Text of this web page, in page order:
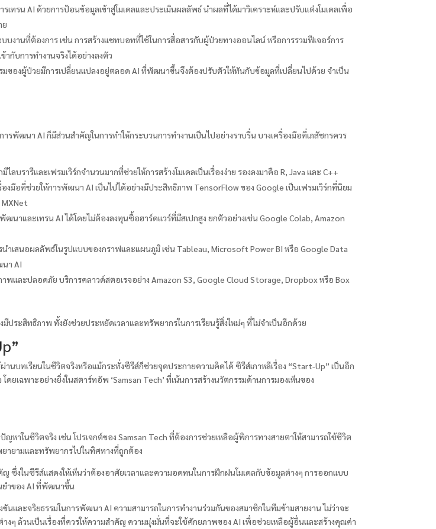
รเทรน AI ด้วยการป้อนข้อมูลเข้าสู่โมเดลและประเมินผลลัพธ์ นำผลที่ได้มาวิเคราะห์และปรับแต่งโมเดลเพื่อ
ย
บงานที่ต้องการ เช่น การสร้างแชทบอทที่ใช้ในการสื่อสารกับผู้ป่วยทางออนไลน์ หรือการรวมฟีเจอร์การ
ากับการทำงานจริงได้อย่างลงตัว
มของผู้ป่วยมีการเปลี่ยนแปลงอยู่ตลอด AI ที่พัฒนาขึ้นจึงต้องปรับตัวให้ทันกับข้อมูลที่เปลี่ยนไปด้วย จำเป็น
รพัฒนา AI ก็มีส่วนสำคัญในการทำให้กระบวนการทำงานเป็นไปอย่างราบรื่น บางเครื่องมือที่เภสัชกรควร
รารีและเฟรมเวิร์กจำนวนมากที่ช่วยให้การสร้างโมเดลเป็นเรื่องง่าย รองลงมาคือ R, Java และ C++
องมือที่ช่วยให้การพัฒนา AI เป็นไปได้อย่างมีประสิทธิภาพ TensorFlow ของ Google เป็นเฟรมเวิร์กที่นิยม
และเทรน AI ได้โดยไม่ต้องลงทุนซื้อฮาร์ดแวร์ที่มีสเปกสูง ยกตัวอย่างเช่น Google Colab, Amazon
นำเสนอผลลัพธ์ในรูปแบบของกราฟและแผนภูมิ เช่น Tableau, Microsoft Power BI หรือ Google Data
า AI
และปลอดภัย บริการคลาวด์สตอเรจอย่าง Amazon S3, Google Cloud Storage, Dropbox หรือ Box
ระสิทธิภาพ ทั้งยังช่วยประหยัดเวลาและทรัพยากรในการเรียนรู้สิ่งใหม่ๆ ที่ไม่จำเป็นอีกด้วย
นบทเรียนในชีวิตจริงหรือแม้กระทั่งซีรีส์ก็ช่วยจุดประกายความคิดได้ ซีรีส์เกาหลีเรื่อง “Start-Up” เป็นอีก
ยเฉพาะอย่างยิ่งในสตาร์ทอัพ ‘Samsan Tech’ ที่เน้นการสร้างนวัตกรรมด้านการมองเห็นของ
ในชีวิตจริง เช่น โปรเจกต์ของ Samsan Tech ที่ต้องการช่วยเหลือผู้พิการทางสายตาให้สามารถใช้ชีวิต
ายามและทรัพยากรไปในทิศทางที่ถูกต้อง
งในซีรีส์แสดงให้เห็นว่าต้องอาศัยเวลาและความอดทนในการฝึกฝนโมเดลกับข้อมูลต่างๆ การออกแบบ
ยำของ AI ที่พัฒนาขึ้น
และจริยธรรมในการพัฒนา AI ความสามารถในการทำงานร่วมกันของสมาชิกในทีมข้ามสายงาน ไม่ว่าจะ
ล้วนเป็นเรื่องที่ควรให้ความสำคัญ ความมุ่งมั่นที่จะใช้ศักยภาพของ AI เพื่อช่วยเหลือผู้อื่นและสร้างคุณค่า